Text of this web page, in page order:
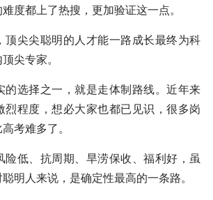
度都上了热搜，更加验证这一点。
顶尖尖聪明的人才能一路成长最终为科
尖专家。
的选择之一，就是走体制路线。近年来
烈程度，想必大家也都已见识，很多岗
考难多了。
险低、抗周期、旱涝保收、福利好，虽
明人来说，是确定性最高的一条路。